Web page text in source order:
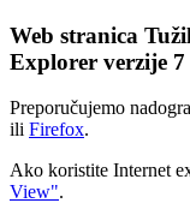
Web stranica
Explorer verzije
Preporučujemo
ili Firefox.
Ako koristite Internet
View".